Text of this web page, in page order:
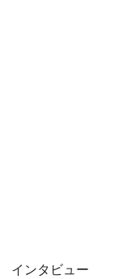
インタビュー